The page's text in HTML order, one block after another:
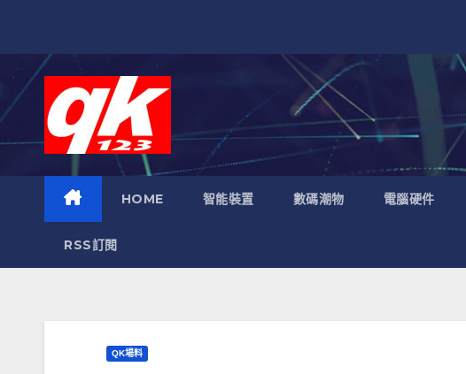
HOME 智能裝置 數碼潮物 電腦硬件
RSS訂閱
QK場料